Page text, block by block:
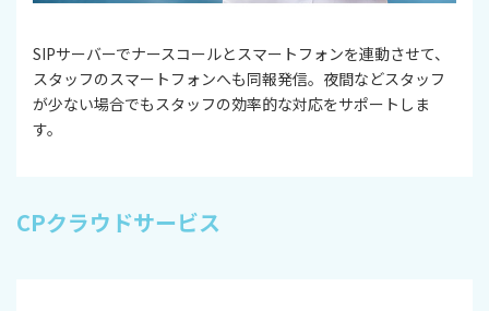
SIPサーバーでナースコールとスマートフォンを連動させて、
スタッフのスマートフォンへも同報発信。夜間などスタッフ
が少ない場合でもスタッフの効率的な対応をサポートしま
す。
CPクラウドサービス